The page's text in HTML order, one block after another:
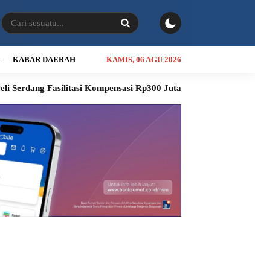
KABAR DAERAH KAMIS, 06 AGU 2026
Kompensasi Rp300 Juta RSUD Thomsen